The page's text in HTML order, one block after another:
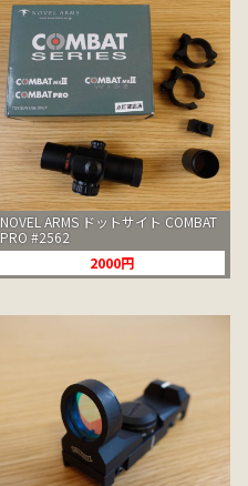
NOVEL ARMS ドットサイト COMBAT
PRO #2562
2000円